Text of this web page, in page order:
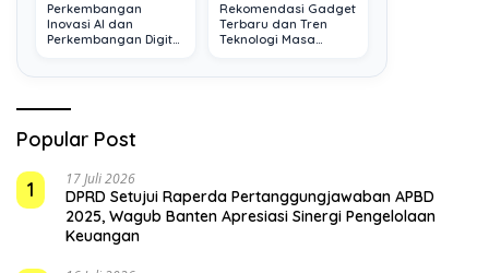
Perkembangan
Inovasi AI dan
Perkembangan Digital
Rekomendasi Gadget
Terbaru dan Tren
Teknologi Masa
Popular Post
1
17 Juli 2026
DPRD Setujui Raperda Pertanggungjawaban APBD
2025, Wagub Banten Apresiasi Sinergi Pengelolaan
Keuangan